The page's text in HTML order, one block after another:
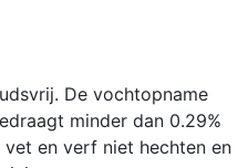
De vochtopname
minder dan 0.29%
en verf niet hechten en